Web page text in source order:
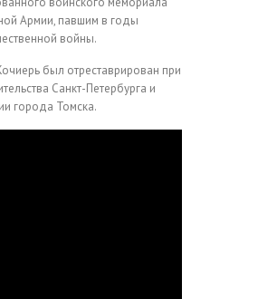
Армии, павшим в годы
войны.
был отреставрирован при
Санкт-Петербурга и
города Томска.